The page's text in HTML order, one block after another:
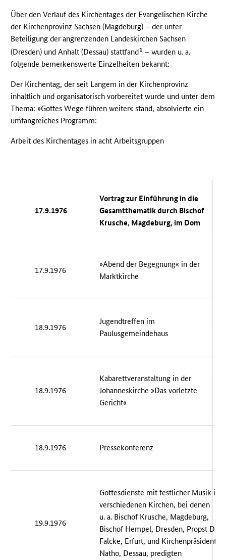
Über den Verlauf des Kirchentages der Evangelischen Kirche
der Kirchenprovinz Sachsen (Magdeburg) – der unter
Beteiligung der angrenzenden Landeskirchen Sachsen
(Dresden) und Anhalt (Dessau) stattfand1 – wurden u. a.
folgende bemerkenswerte Einzelheiten bekannt:
Der Kirchentag, der seit Langem in der Kirchenprovinz
inhaltlich und organisatorisch vorbereitet wurde und unter dem
Thema: »Gottes Wege führen weiter« stand, absolvierte ein
umfangreiches Programm:
Arbeit des Kirchentages in acht Arbeitsgruppen
17.9.1976
Vortrag zur Einführung in die
Gesamtthematik durch Bischof
Krusche, Magdeburg, im Dom
17.9.1976
»Abend der Begegnung« in der
Marktkirche
18.9.1976
Jugendtreffen im
Paulusgemeindehaus
18.9.1976
Kabarettveranstaltung in der
Johanneskirche »Das vorletzte
Gericht«
18.9.1976 Pressekonferenz
19.9.1976
Gottesdienste mit festlicher Musik in
verschiedenen Kirchen, bei denen
u. a. Bischof Krusche, Magdeburg,
Bischof Hempel, Dresden, Propst Dr.
Falcke, Erfurt, und Kirchenpräsident
Natho, Dessau, predigten